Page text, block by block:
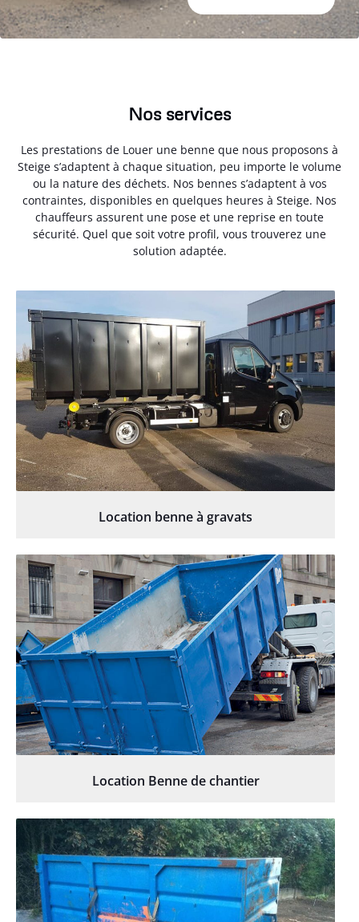
Nos services
Les prestations de Louer une benne que nous proposons à
Steige s’adaptent à chaque situation, peu importe le volume
ou la nature des déchets. Nos bennes s’adaptent à vos
contraintes, disponibles en quelques heures à Steige. Nos
chauffeurs assurent une pose et une reprise en toute
sécurité. Quel que soit votre profil, vous trouverez une
solution adaptée.
Location benne à gravats
Location Benne de chantier